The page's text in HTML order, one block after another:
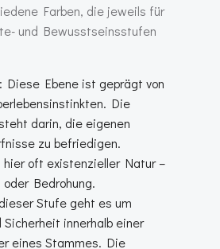
Farben, die jeweils für
und Bewusstseinsstufen
: Diese Ebene ist geprägt von
Die
darin, die eigenen
zu befriedigen.
oft existenzieller Natur –
Bedrohung.
Stufe geht es um
Sicherheit innerhalb einer
eines Stammes. Die